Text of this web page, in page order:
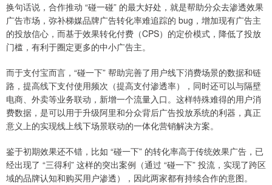
换句话说，合作推动 “碰一碰” 的最大好处，就是帮助分众去渗透效果
广告市场，弥补梯媒品牌广告转化率难追踪的 bug，增加现有广告主
的投放信心，而基于效果转化付费（CPS）的定价模式，降低了投放
门槛，有利于圈定更多的中小广告主。
而于支付宝而言，“碰一下” 帮助完善了用户线下消费场景的数据和链
路，提高线下支付使用频次（提高支付渗透率），同时还可以与隔壁
电商、外卖等业务联动，新增一个流量入口。这样特殊难得的用户消
费数据，是可以用于升级阿里和分众背后广告投放系统的利器，真正
意义上的实现线上线下场景联动的一体化营销解决方案。
鉴于初期效果还不错，比如 “碰一下” 的转化率高于传统效果广告，已
经出现了 “三得利” 这样的突出案例（通过 “碰一下” 投流，实现了跨区
域的品牌认知和购买用户渗透），因此两家都有持续合作的意图。